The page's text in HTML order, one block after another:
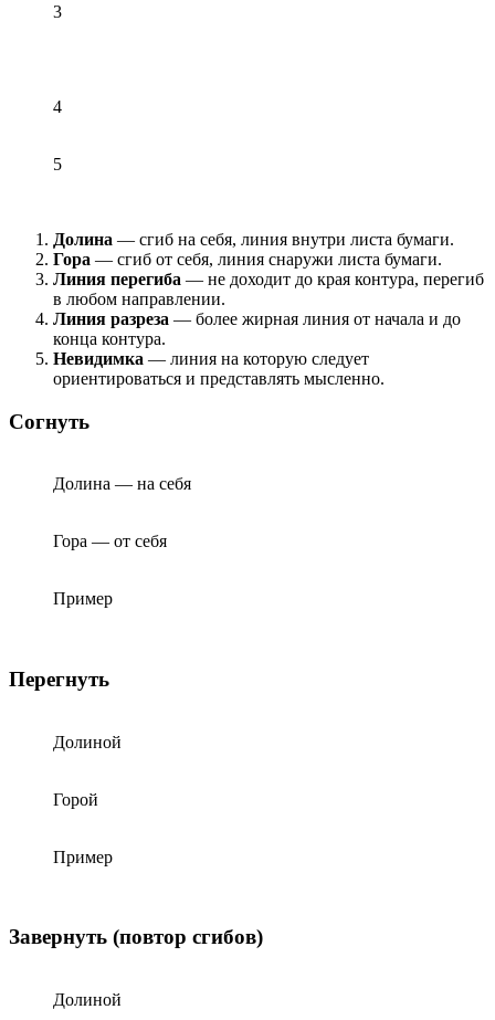
3
4
5
Долина — сгиб на себя, линия внутри листа бумаги.
Гора — сгиб от себя, линия снаружи листа бумаги.
Линия перегиба — не доходит до края контура, перегиб
в любом направлении.
Линия разреза — более жирная линия от начала и до
конца контура.
Невидимка — линия на которую следует
ориентироваться и представлять мысленно.
Согнуть
Долина — на себя
Гора — от себя
Пример
Перегнуть
Долиной
Горой
Пример
Завернуть (повтор сгибов)
Долиной